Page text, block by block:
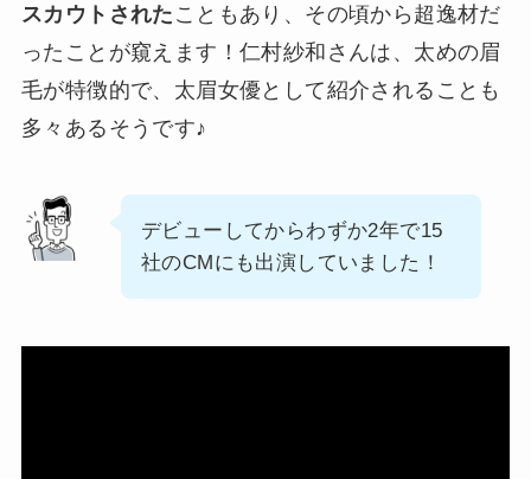
スカウトされた こともあり、その頃から超逸材だ
ったことが窺えます！仁村紗和さんは、太めの眉
毛が特徴的で、太眉女優として紹介されることも
多々あるそうです♪
デビューしてからわずか2年で15
社のCMにも出演していました！